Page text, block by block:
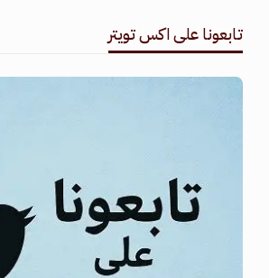
تابعونا على اكس تويتر